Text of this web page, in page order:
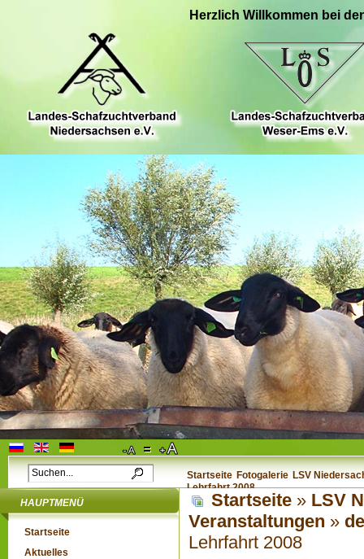
Herzlich Willkommen bei
Startseite Fotogalerie LSV
Lehrfahrt 2008
HAUPTMENÜ
Startseite
Aktuelles
Startseite » LSV
Veranstaltungen »
Lehrfahrt 2008